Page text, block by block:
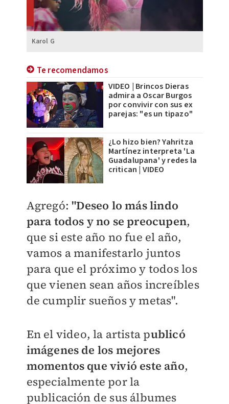
Karol G
Te recomendamos
VIDEO | Brincos Dieras
admira a Oscar Burgos
por convivir con sus ex
parejas: "es un tipazo"
¿Lo hizo bien? Yahritza
Martínez interpreta 'La
Guadalupana' y redes la
critican | VIDEO
Agregó:"Deseo lo más lindo
para todos y no se preocupen,
que si este año no fue el año,
vamos a manifestarlo juntos
para que el próximo y todos los
que vienen sean años increíbles
de cumplir sueños y metas".
En el video, la artista publicó
imágenes de los mejores
momentos que vivió este año,
especialmente por la
publicación de sus álbumes